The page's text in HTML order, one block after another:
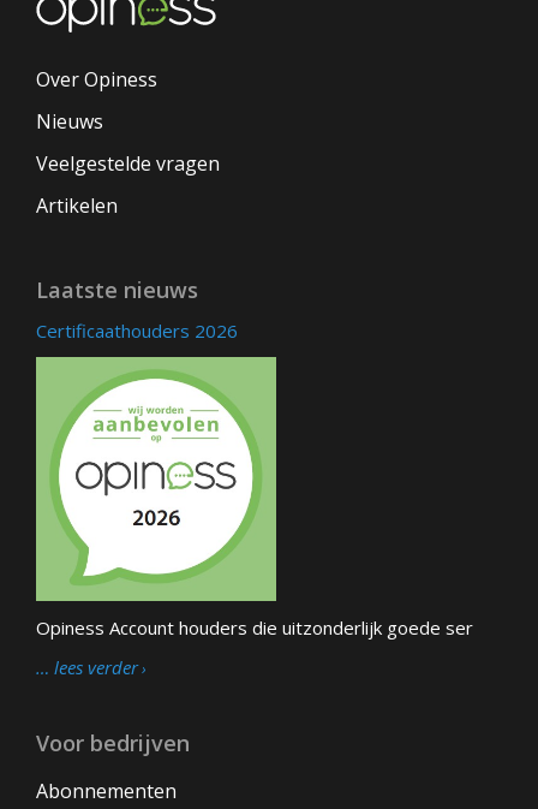
Over Opiness
Nieuws
Veelgestelde vragen
Artikelen
Laatste nieuws
Certificaathouders 2026
Opiness Account houders die uitzonderlijk goede ser
… lees verder
Voor bedrijven
Abonnementen